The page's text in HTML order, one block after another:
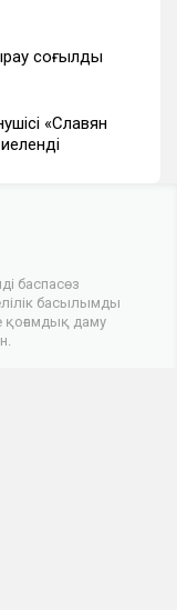
соғылды
«Славян
баспасөз
басылымды
қоғамдық даму